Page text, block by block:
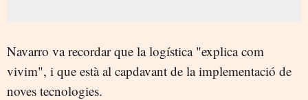
Navarro va recordar que la logística "explica com
vivim", i que està al capdavant de la implementació de
noves tecnologies.